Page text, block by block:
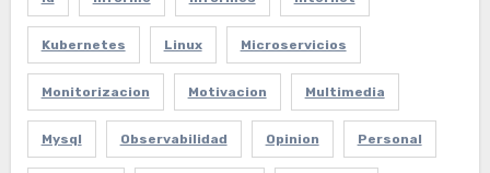
Kubernetes Linux Microservicios
Monitorizacion Motivacion Multimedia
Mysql Observabilidad Opinion Personal